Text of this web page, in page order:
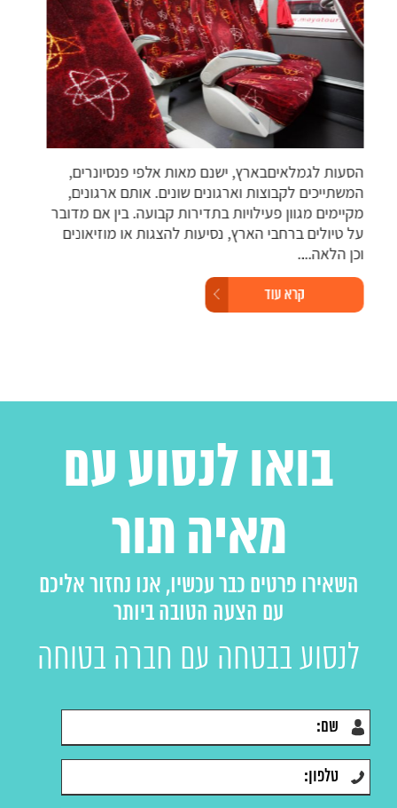
הסעות לגמלאיםבארץ, ישנם מאות אלפי פנסיונרים,
המשתייכים לקבוצות וארגונים שונים. אותם ארגונים,
מקיימים מגוון פעילויות בתדירות קבועה. בין אם מדובר
על טיולים ברחבי הארץ, נסיעות להצגות או מוזיאונים
וכן הלאה....
קרא עוד
בואו לנסוע עם
מאיה תור
השאירו פרטים כבר עכשיו, אנו נחזור אליכם
עם הצעה הטובה ביותר
לנסוע בבטחה עם חברה בטוחה